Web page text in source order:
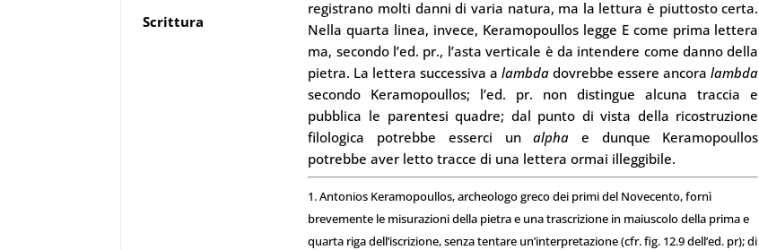
Scrittura
registrano molti danni di varia natura, ma la lettura è piuttosto certa.
Nella quarta linea, invece, Keramopoullos legge E come prima lettera
ma, secondo l’ed. pr., l’asta verticale è da intendere come danno della
pietra. La lettera successiva alambda dovrebbe essere ancoralambda
secondo Keramopoullos; l’ed. pr. non distingue alcuna traccia e
pubblica le parentesi quadre; dal punto di vista della ricostruzione
filologica potrebbe esserci unalpha e dunque Keramopoullos
potrebbe aver letto tracce di una lettera ormai illeggibile.
1.Antonios Keramopoullos, archeologo greco dei primi del Novecento,fornì
brevemente le misurazioni della pietra e una trascrizione in maiuscolo della prima e
quarta riga dell’iscrizione, senza tentare un’interpretazione (cfr. fig. 12.9 dell’ed. pr); di